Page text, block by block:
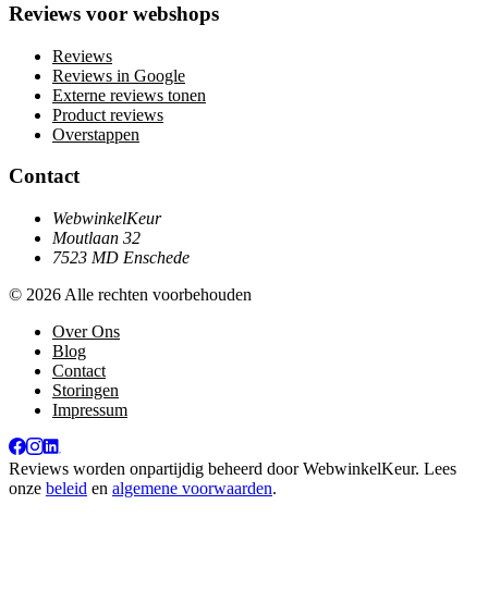
Reviews voor webshops
Reviews
Reviews in Google
Externe reviews tonen
Product reviews
Overstappen
Contact
WebwinkelKeur
Moutlaan 32
7523 MD Enschede
© 2026 Alle rechten voorbehouden
Over Ons
Blog
Contact
Storingen
Impressum
Reviews worden onpartijdig beheerd doorWebwinkelKeur. Lees
onze beleid en algemene voorwaarden.